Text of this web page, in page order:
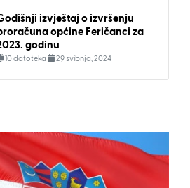
izvještaj o izvršenju
općine Feričanci za
godinu
10 datoteka 29 svibnja, 2024